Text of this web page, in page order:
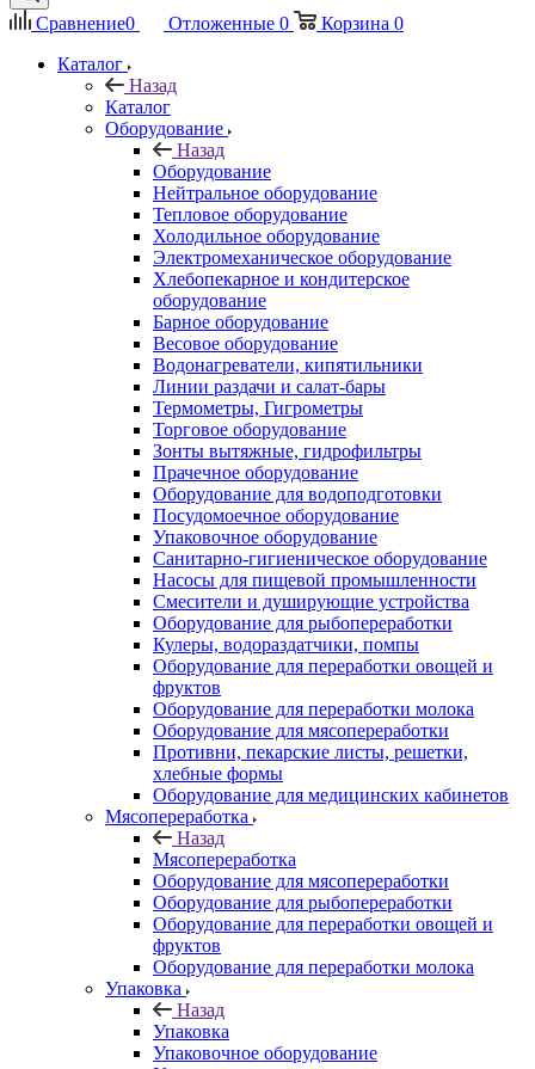
Сравнение0 Отложенные 0 Корзина 0
Каталог
Назад
Каталог
Оборудование
Назад
Оборудование
Нейтральное оборудование
Тепловое оборудование
Холодильное оборудование
Электромеханическое оборудование
Хлебопекарное и кондитерское
оборудование
Барное оборудование
Весовое оборудование
Водонагреватели, кипятильники
Линии раздачи и салат-бары
Термометры, Гигрометры
Торговое оборудование
Зонты вытяжные, гидрофильтры
Прачечное оборудование
Оборудование для водоподготовки
Посудомоечное оборудование
Упаковочное оборудование
Санитарно-гигиеническое оборудование
Насосы для пищевой промышленности
Смесители и душирующие устройства
Оборудование для рыбопереработки
Кулеры, водораздатчики, помпы
Оборудование для переработки овощей и
фруктов
Оборудование для переработки молока
Оборудование для мясопереработки
Противни, пекарские листы, решетки,
хлебные формы
Оборудование для медицинских кабинетов
Мясопереработка
Назад
Мясопереработка
Оборудование для мясопереработки
Оборудование для рыбопереработки
Оборудование для переработки овощей и
фруктов
Оборудование для переработки молока
Упаковка
Назад
Упаковка
Упаковочное оборудование